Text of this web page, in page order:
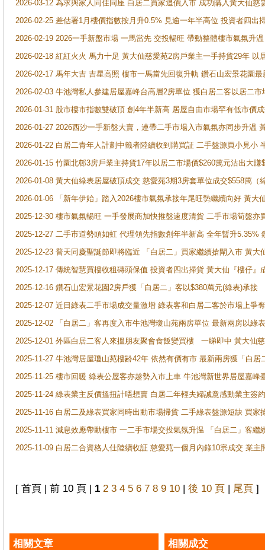
2026-03-12 為求與家人同住同座 白居二買家追價入市 成功購入黃大仙
2026-02-25 差估署1月樓價指數按月升0.5% 見逾一年半高位 投資者四
2026-02-19 2026一手新盤市場 一馬當先 交投暢旺 帶動整體樓市氣氛升
2026-02-18 紅紅火火 馬力十足 黃大仙慈愛苑2房戶業主一手持貨29年 以
2026-02-17 馬年大吉 吉星高照 樓市一馬當先回復升軌 鑽石山宏景花園
2026-02-03 牛池灣私人參建居屋嘉峰台高層2房單位 獲白居二客以居二市
2026-01-31 股市樓市指數雙破頂 創4年半新高 居屋自由市場罕有低市價
2026-01-27 2026西沙一手新盤大賣，連帶二手市場入市氣氛亦同步升温
2026-01-22 白居二青年人計劃中籤者陸續收到購買証 二手盤源買小見小
2026-01-15 竹園北邨3房戶業主持貨17年以居二市場價$260萬元沽出大賺
2026-01-08 黃大仙綠表居屋破頂成交 慈愛苑3期3房套單位成交$558萬（
2026-01-06 「新年伊始」踏入2026樓市氣氛承接年尾旺勢繼續向好 黃
2025-12-30 樓市氣氛暢旺 一手發展商加快推盤速度清貨 二手市場筍盤
2025-12-27 二手市道勢頭如虹 代理領先指數創年半新高 全年暫升5.35%
2025-12-23 普天同慶聖誕節即將臨近 「白居二」買家繼續搶閘入市 黃
2025-12-17 傳統智慧買樓收租磚頭保值 投資者四出掃貨 黃大仙『樓仔
2025-12-16 鑽石山宏景花園2房戶獲「白居二」客以$380萬元(綠表)承接
2025-12-07 近日綠表二手市場成交量激增 綠表客和白居二客於市場上
2025-12-02 「白居二」客再度入市牛池灣瓊山苑兩房單位 最新兩房以綠
2025-12-01 外區白居二客人來搵朋友聚會食飯變買樓 一睇即中 黃大仙
2025-11-27 牛池灣居屋瓊山苑樓齢42年 依然有價有市 最新兩房獲「白居
2025-11-25 樓市回暖 綠表公屋客亦趁勢入市上車 牛池灣新世界居屋嘉峰
2025-11-24 綠表業主反價搵扭計唔想賣 白居二年輕夫婦誠意感動業主簽
2025-11-16 白居二及綠表買家同時出動市場掃貨 二手綠表盤源短缺 買
2025-11-11 減息效應帶動樓市 一二手市場交投氣氛升温 「白居二」客
2025-11-09 白居二合資格人仕陸續收証 慈愛苑一個月內錄10宗成交 業
[ 首頁 | 前 10 頁 | 1 2 3 4 5 6 7 8 9 10 | 後 10 頁 | 尾頁 ]
相關文章 相關成交